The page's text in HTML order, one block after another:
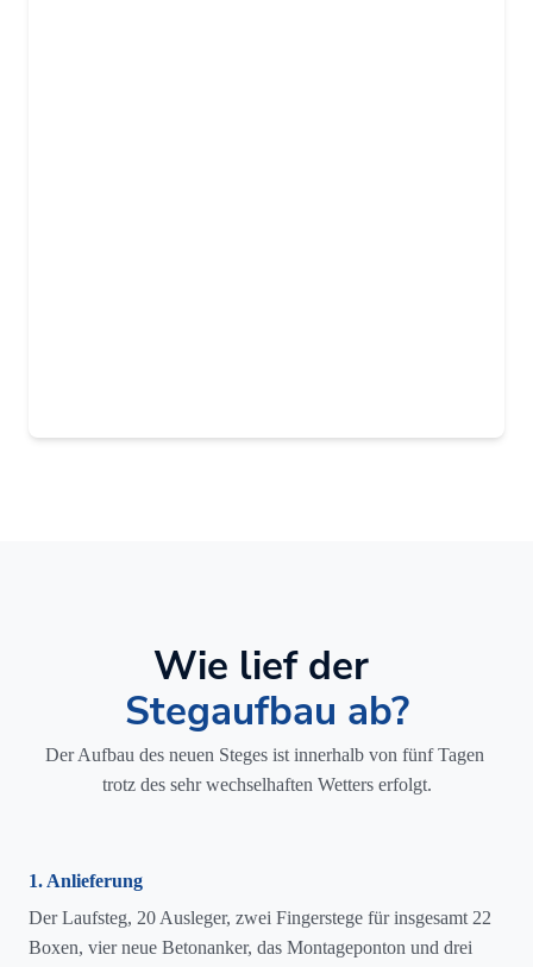
Wie lief der
Stegaufbau ab?
Der Aufbau des neuen Steges ist innerhalb von fünf Tagen
trotz des sehr wechselhaften Wetters erfolgt.
1. Anlieferung
Der Laufsteg, 20 Ausleger, zwei Fingerstege für insgesamt 22
Boxen, vier neue Betonanker, das Montageponton und drei